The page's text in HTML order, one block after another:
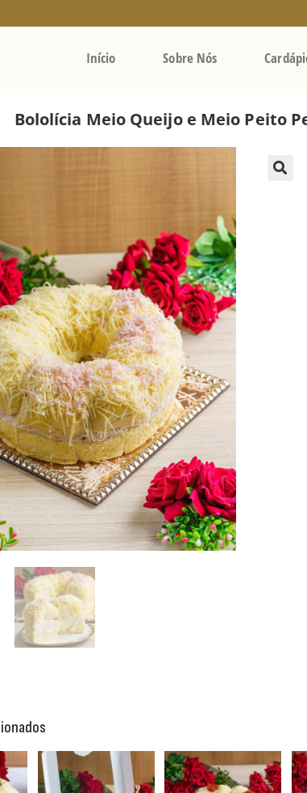
Início Sobre Nós
Bololícia Meio Queijo e Meio Peito